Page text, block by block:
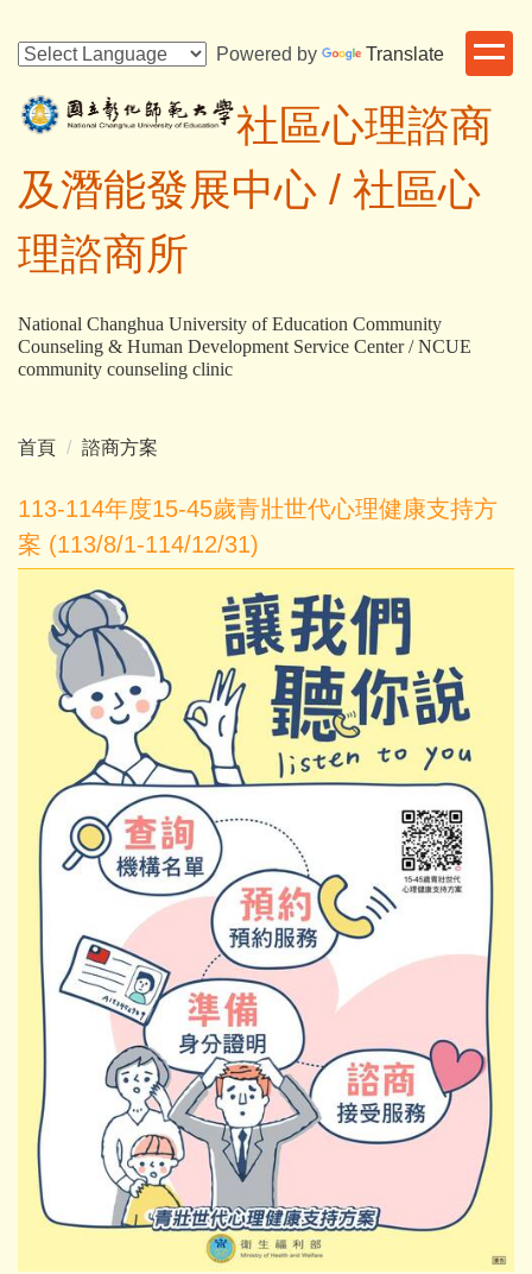
到
要
內
區
Powered by Translate
社區心理諮商
及潛能發展中心 / 社區心
理諮商所
National Changhua University of Education Community
Counseling & Human Development Service Center / NCUE
community counseling clinic
首頁 諮商方案
113-114年度15-45歲青壯世代心理健康支持方
案 (113/8/1-114/12/31)